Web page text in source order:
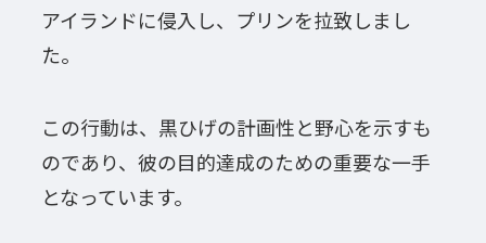
アイランドに侵入し、プリンを拉致しまし
た。
この行動は、黒ひげの計画性と野心を示すも
のであり、彼の目的達成のための重要な一手
となっています。